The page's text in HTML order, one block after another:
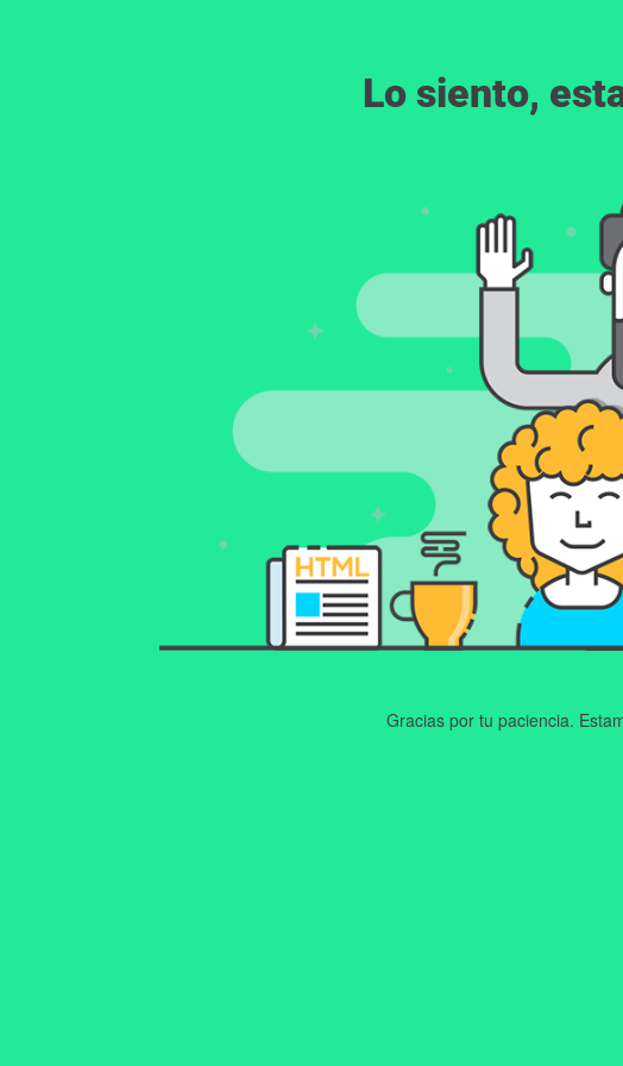
Lo siento,
Gracias por tu paciencia.